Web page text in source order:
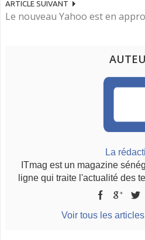
ARTICLE SUIVANT
Le nouveau Yahoo est en
La
ITmag est un magazine
ligne qui traite l'actualité des
Voir tous les